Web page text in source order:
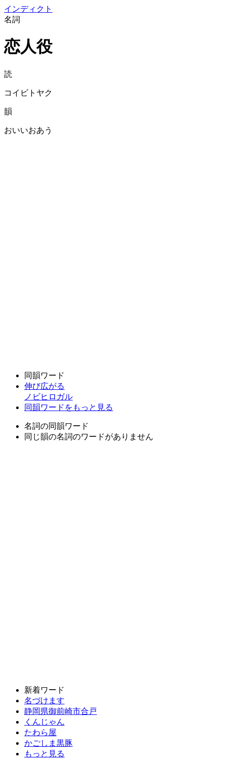
インディクト
名詞
恋人役
読
コイビトヤク
韻
おいいおあう
同韻ワード
伸び広がる
ノビヒロガル
同韻ワードをもっと見る
名詞の同韻ワード
同じ韻の名詞のワードがありません
新着ワード
名づけます
静岡県御前崎市合戸
くんじゃん
たわら屋
かごしま黒豚
もっと見る